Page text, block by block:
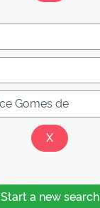
Start a new search